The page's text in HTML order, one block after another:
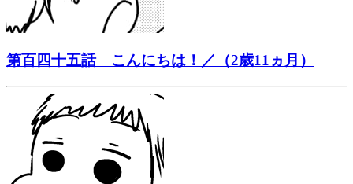
第百四十五話 こんにちは！／（2歳11ヵ月）